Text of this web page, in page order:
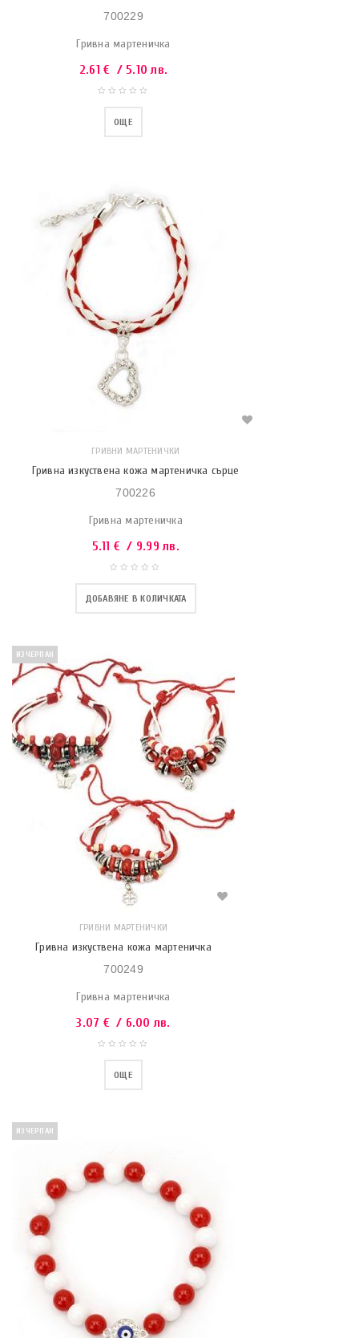
700229
Гривна мартеничка
2.61€ / 5.10 лв.
ОЩЕ
ГРИВНИ МАРТЕНИЧКИ
Гривна изкуствена кожа мартеничка сърце
700226
Гривна мартеничка
5.11 € / 9.99 лв.
ДОБАВЯНЕ В КОЛИЧКАТА
ИЗЧЕРПАН
ГРИВНИ МАРТЕНИЧКИ
Гривна изкуствена кожа мартеничка
700249
Гривна мартеничка
3.07 € / 6.00 лв.
ОЩЕ
ИЗЧЕРПАН